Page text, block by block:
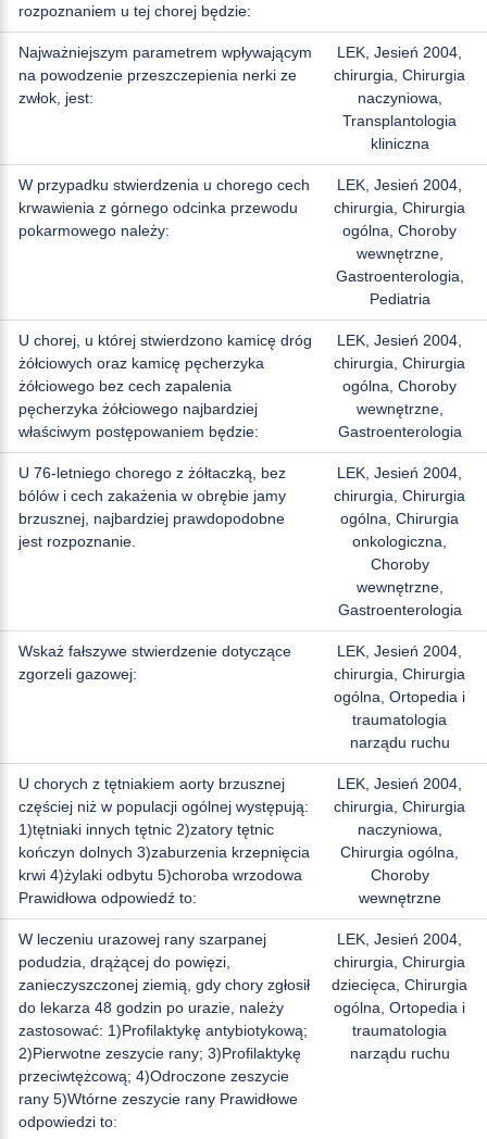
rozpoznaniem u tej chorej będzie:
Najważniejszym parametrem wpływającym
na powodzenie przeszczepienia nerki ze
zwłok, jest:
LEK, Jesień 2004,
chirurgia, Chirurgia
naczyniowa,
Transplantologia
kliniczna
W przypadku stwierdzenia u chorego cech
krwawienia z górnego odcinka przewodu
pokarmowego należy:
LEK, Jesień 2004,
chirurgia, Chirurgia
ogólna, Choroby
wewnętrzne,
Gastroenterologia,
Pediatria
U chorej, u której stwierdzono kamicę dróg
żółciowych oraz kamicę pęcherzyka
żółciowego bez cech zapalenia
pęcherzyka żółciowego najbardziej
właściwym postępowaniem będzie:
LEK, Jesień 2004,
chirurgia, Chirurgia
ogólna, Choroby
wewnętrzne,
Gastroenterologia
U 76-letniego chorego z żółtaczką, bez
bólów i cech zakażenia w obrębie jamy
brzusznej, najbardziej prawdopodobne
jest rozpoznanie.
LEK, Jesień 2004,
chirurgia, Chirurgia
ogólna, Chirurgia
onkologiczna,
Choroby
wewnętrzne,
Gastroenterologia
Wskaż fałszywe stwierdzenie dotyczące
zgorzeli gazowej:
LEK, Jesień 2004,
chirurgia, Chirurgia
ogólna, Ortopedia i
traumatologia
narządu ruchu
U chorych z tętniakiem aorty brzusznej
częściej niż w populacji ogólnej występują:
1)tętniaki innych tętnic 2)zatory tętnic
kończyn dolnych 3)zaburzenia krzepnięcia
krwi 4)żylaki odbytu 5)choroba wrzodowa
Prawidłowa odpowiedź to:
LEK, Jesień 2004,
chirurgia, Chirurgia
naczyniowa,
Chirurgia ogólna,
Choroby
wewnętrzne
W leczeniu urazowej rany szarpanej
podudzia, drążącej do powięzi,
zanieczyszczonej ziemią, gdy chory zgłosił
do lekarza 48 godzin po urazie, należy
zastosować: 1)Profilaktykę antybiotykową;
2)Pierwotne zeszycie rany; 3)Profilaktykę
przeciwtężcową; 4)Odroczone zeszycie
rany 5)Wtórne zeszycie rany Prawidłowe
odpowiedzi to:
LEK, Jesień 2004,
chirurgia, Chirurgia
dziecięca, Chirurgia
ogólna, Ortopedia i
traumatologia
narządu ruchu